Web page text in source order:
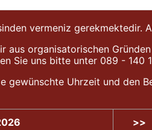
vermeniz gerekmektedir.
aus organisatorischen
Sie uns bitte unter 089 - 140
gewünschte Uhrzeit und den
>>